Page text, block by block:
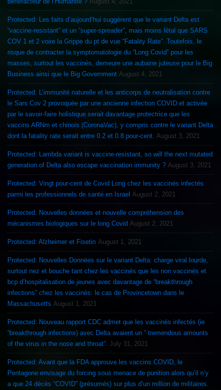
Protected: Les faits d’aujourd’hui suggèrent que le variant Delta est
“vaccine-resistant” et un “super-spreader”, mais moins létal que SARS
COV 1 et 2 voire la Grippe du pt de vue “Fatality Rate”. Toutefois, le
risque de contracter la symptomatologie du “Long Covid” pour les
masses, surtout les vaccinés, demeure une aubaine juteuse pour le Big
Business ainsi que le Big Government August 4, 2021
Protected: L’immunité naturelle et les anticorps de neutralisation contre
le Sars Cov 2 provoquée par une ancienne infection COVID et activée
par le savoir-faire holistique serait davantage protectrice que les
vaccins ARNm et chinois (CoronaVac), y compris contre le variant Delta
dont la fatality rate serait entre 0.2 et 0.8 pour-cent. August 3, 2021
Protected: Lambda variant is vaccine-resistant, so will the next mutated
generation of Delta also escape vaccination immunity ? August 3, 2021
Protected: Vingt pour-cent de Covid Long chez les vaccinés infectés
parmi les professionnels de santé en Israel August 2, 2021
Protected: Nouvelles données et nouvelle compréhension des
mécanismes biologiques sur le long Covid August 2, 2021
Protected: Alzheimer et Fisetin August 1, 2021
Protected: Nouvelles Données sur le variant Delta: charge viral lourde,
surtout nez et bouche tant chez les vaccinés que les non vaccinés et
bcp d’hospitalisation de jeunes avec davantage de “breakthrough
infections” chez les vaccinés: le cas de Provincetown dans le
Massachusetts August 1, 2021
Protected: Nouveau rapport CDC admet que les vaccinés infectés (ie
“breakthrough infections) avec Delta avaient un ” tremendous amounts
of the virus in the nose and throat”. July 31, 2021
Protected: Avant que la FDA approuve les vaccins COVID, le
Pentagone envisage du forcing sous menace de punition alors qu’il n’y
a que 24 décès “COVID” (présumés) sur plus d’un million de militaires.